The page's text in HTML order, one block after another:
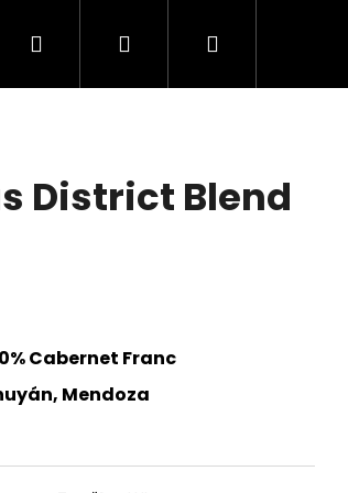
GALLERY TERROIR
Hledat PřihlášeníNákupní
District Blend
Cabernet Franc
Mendoza